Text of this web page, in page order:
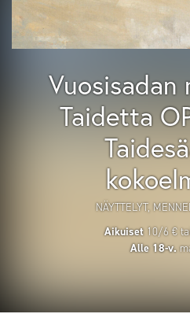
Vuosisadan
Taidetta
NÄYTTELYT,
Aikuiset10/6 €
Alle 18-v.